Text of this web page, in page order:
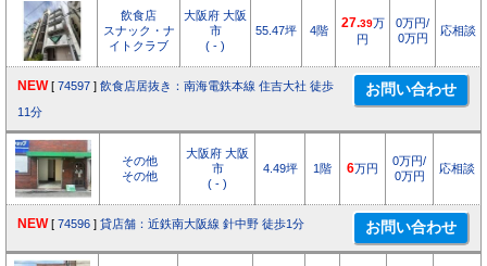
飲食店
スナック・ナ
イトクラブ
大阪府 大阪
市
( - )
55.47坪 4階
27.39万
円
0万円/
0万円
応相談
NEW [ 74597 ] 飲食店居抜き：南海電鉄本線 住吉大社 徒歩
11分
その他
その他
大阪府 大阪
市
( - )
4.49坪 1階 6万円
0万円/
0万円
応相談
NEW [ 74596 ] 貸店舗：近鉄南大阪線 針中野 徒歩1分